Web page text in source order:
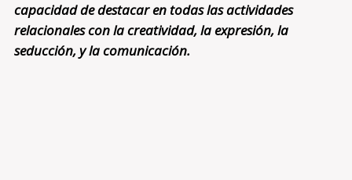
capacidad de destacar en todas las actividades
relacionales con la creatividad, la expresión, la
seducción, y la comunicación.